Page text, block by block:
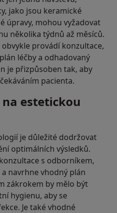
jako jsou keramické
úpravy, mohou vyžadovat
několika týdnů až měsíců.
provádí konzultace,
léčby a odhadovaný
je přizpůsoben tak, aby
pacienta.
estetickou
je důležité dodržovat
optimálních výsledků.
s odborníkem,
navrhne vhodný plán
zákrokem by mělo být
hygienu, aby se
Je také vhodné